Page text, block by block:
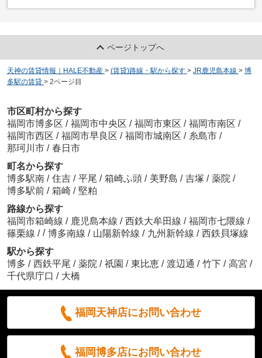
ページトップへ
天神の賃貸情報｜HALE不動産 > (賃貸)路線・駅から探す > JR鹿児島本線 > 博
多駅の賃貸 > 2ページ目
市区町村から探す
福岡市博多区 / 福岡市中央区 / 福岡市東区 / 福岡市南区 /
福岡市西区 / 福岡市早良区 / 福岡市城南区 / 糸島市 /
那珂川市 / 春日市
町名から探す
博多駅南 / 住吉 / 平尾 / 箱崎ふ頭 / 美野島 / 吉塚 / 薬院 /
博多駅前 / 箱崎 / 堅粕
路線から探す
福岡市箱崎線 / 鹿児島本線 / 西鉄大牟田線 / 福岡市七隈線 /
篠栗線 / / 博多南線 / 山陽新幹線 / 九州新幹線 / 西鉄貝塚線
駅から探す
博多 / 西鉄平尾 / 薬院 / 祇園 / 東比恵 / 渡辺通 / 竹下 / 高宮 /
千代県庁口 / 大橋
福岡天神店にお問い合わせ
福岡博多店にお問い合わせ